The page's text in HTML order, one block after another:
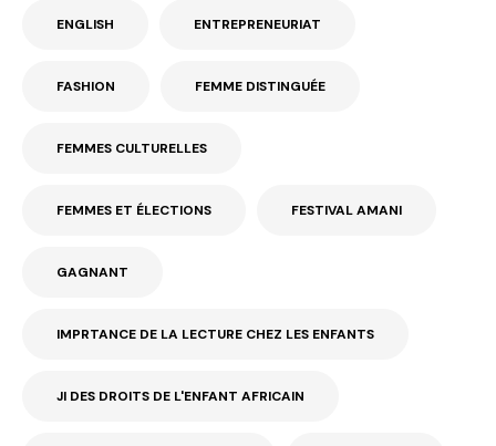
ENGLISH ENTREPRENEURIAT
FASHION FEMME DISTINGUÉE
FEMMES CULTURELLES
FEMMES ET ÉLECTIONS FESTIVAL AMANI
GAGNANT
IMPRTANCE DE LA LECTURE CHEZ LES ENFANTS
JI DES DROITS DE L'ENFANT AFRICAIN